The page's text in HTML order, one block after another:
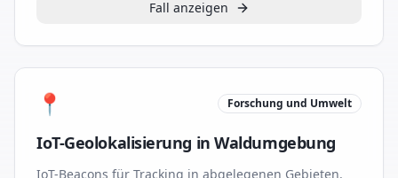
Fall anzeigen
📍 Forschung und Umwelt
IoT-Geolokalisierung in Waldumgebung
IoT-Beacons für Tracking in abgelegenen Gebieten.